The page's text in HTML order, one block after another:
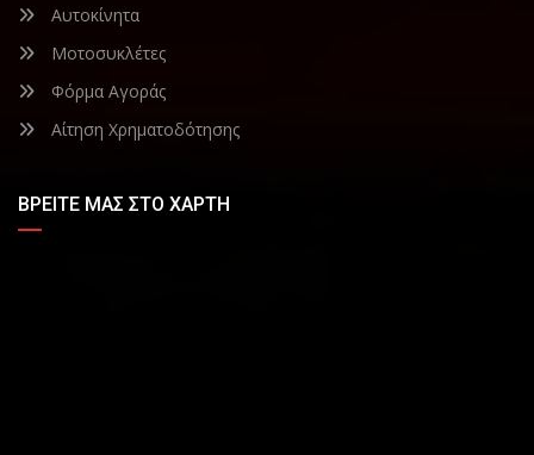
Αυτοκίνητα
Μοτοσυκλέτες
Φόρμα Αγοράς
Αίτηση Χρηματοδότησης
ΒΡΕΊΤΕ ΜΑΣ ΣΤΟ ΧΆΡΤΗ